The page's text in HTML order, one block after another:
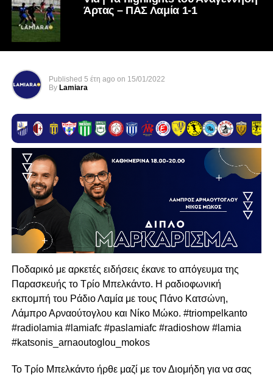
Άρτας – ΠΑΣ Λαμία 1-1
Published 5 έτη ago on 15/01/2022
By Lamiara
Ποδαρικό με αρκετές ειδήσεις έκανε το απόγευμα της
Παρασκευής το Τρίο Μπελκάντο. Η ραδιοφωνική
εκπομπή του Ράδιο Λαμία με τους Πάνο Κατσώνη,
Λάμπρο Αρναούτογλου και Νίκο Μώκο. #triompelkanto
#radiolamia #lamiafc #paslamiafc #radioshow #lamia
#katsonis_arnaoutoglou_mokos
To Τρίο Μπελκάντο ήρθε μαζί με τον Διομήδη για να σας